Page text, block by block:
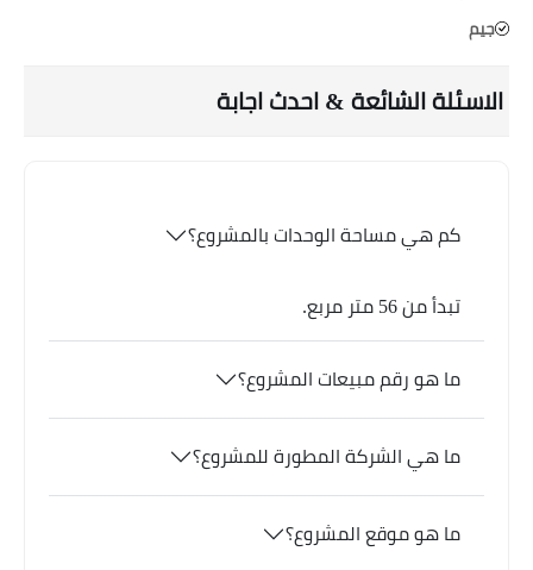
جيم
الاسئلة الشائعة & احدث اجابة
كم هي مساحة الوحدات بالمشروع؟
تبدأ من 56 متر مربع.
ما هو رقم مبيعات المشروع؟
ما هي الشركة المطورة للمشروع؟
ما هو موقع المشروع؟